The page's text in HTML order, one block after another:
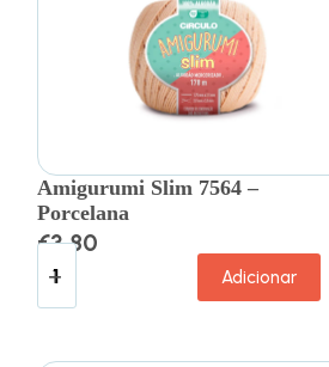
Amigurumi Slim 7564 –
Porcelana
€3.80
Adicionar